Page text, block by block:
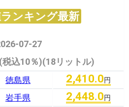
ンキング最新
07-27
込10％)(18リットル)
徳島県 2,410.0円
岩手県 2,448.0円